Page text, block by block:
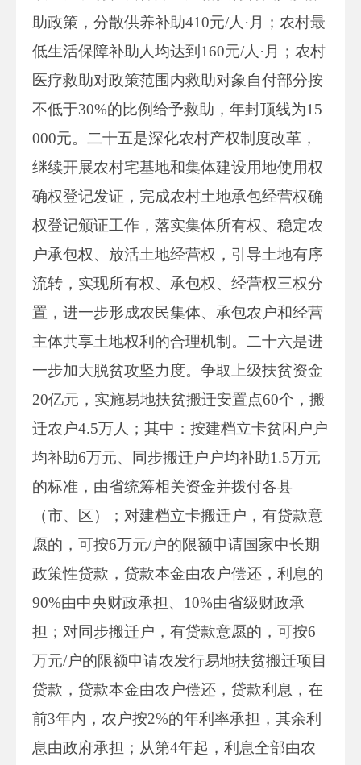
助政策，分散供养补助410元/人·月；农村最
低生活保障补助人均达到160元/人·月；农村
医疗救助对政策范围内救助对象自付部分按
不低于30%的比例给予救助，年封顶线为15
000元。二十五是深化农村产权制度改革，
继续开展农村宅基地和集体建设用地使用权
确权登记发证，完成农村土地承包经营权确
权登记颁证工作，落实集体所有权、稳定农
户承包权、放活土地经营权，引导土地有序
流转，实现所有权、承包权、经营权三权分
置，进一步形成农民集体、承包农户和经营
主体共享土地权利的合理机制。二十六是进
一步加大脱贫攻坚力度。争取上级扶贫资金
20亿元，实施易地扶贫搬迁安置点60个，搬
迁农户4.5万人；其中：按建档立卡贫困户户
均补助6万元、同步搬迁户户均补助1.5万元
的标准，由省统筹相关资金并拨付各县
（市、区）；对建档立卡搬迁户，有贷款意
愿的，可按6万元/户的限额申请国家中长期
政策性贷款，贷款本金由农户偿还，利息的
90%由中央财政承担、10%由省级财政承
担；对同步搬迁户，有贷款意愿的，可按6
万元/户的限额申请农发行易地扶贫搬迁项目
贷款，贷款本金由农户偿还，贷款利息，在
前3年内，农户按2%的年利率承担，其余利
息由政府承担；从第4年起，利息全部由农